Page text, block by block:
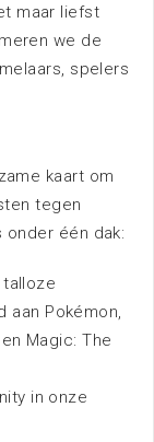
maar liefst
we de
spelers
kaart om
tegen
onder één dak:
talloze
aan Pokémon,
Magic: The
in onze